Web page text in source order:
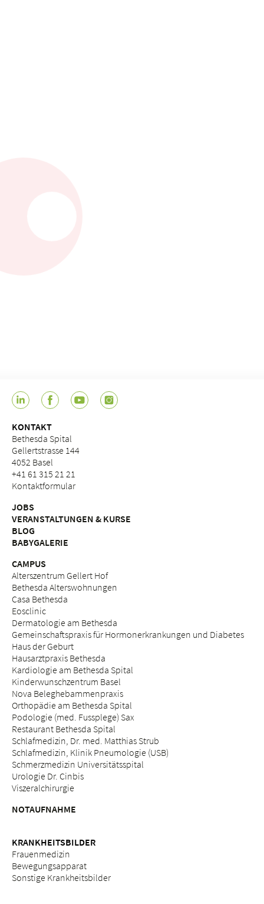
KONTAKT
Bethesda Spital
Gellertstrasse 144
4052 Basel
+41 61 315 21 21
Kontaktformular
JOBS
VERANSTALTUNGEN & KURSE
BLOG
BABYGALERIE
CAMPUS
Alterszentrum Gellert Hof
Bethesda Alterswohnungen
Casa Bethesda
Eosclinic
Dermatologie am Bethesda
Gemeinschaftspraxis für Hormonerkrankungen und Diabetes
Haus der Geburt
Hausarztpraxis Bethesda
Kardiologie am Bethesda Spital
Kinderwunschzentrum Basel
Nova Beleghebammenpraxis
Orthopädie am Bethesda Spital
Podologie (med. Fussplege) Sax
Restaurant Bethesda Spital
Schlafmedizin, Dr. med. Matthias Strub
Schlafmedizin, Klinik Pneumologie (USB)
Schmerzmedizin Universitätsspital
Urologie Dr. Cinbis
Viszeralchirurgie
NOTAUFNAHME
KRANKHEITSBILDER
Frauenmedizin
Bewegungsapparat
Sonstige Krankheitsbilder